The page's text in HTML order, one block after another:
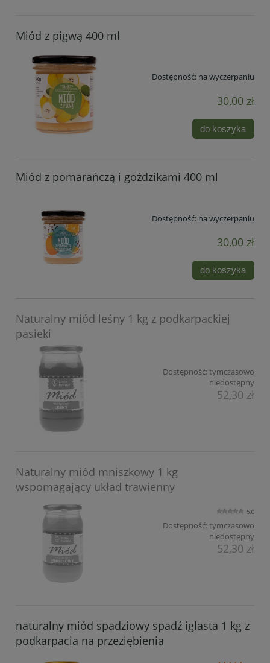
Miód z pigwą 400 ml
Dostępność: na wyczerpaniu
30,00 zł
do koszyka
Miód z pomarańczą i goździkami 400 ml
Dostępność: na wyczerpaniu
30,00 zł
do koszyka
Naturalny miód leśny 1 kg z podkarpackiej
pasieki
Dostępność: tymczasowo
niedostępny
52,30 zł
Naturalny miód mniszkowy 1 kg
wspomagający układ trawienny
5.0
Dostępność: tymczasowo
niedostępny
52,30 zł
naturalny miód spadziowy spadź iglasta 1 kg z
podkarpacia na przeziębienia